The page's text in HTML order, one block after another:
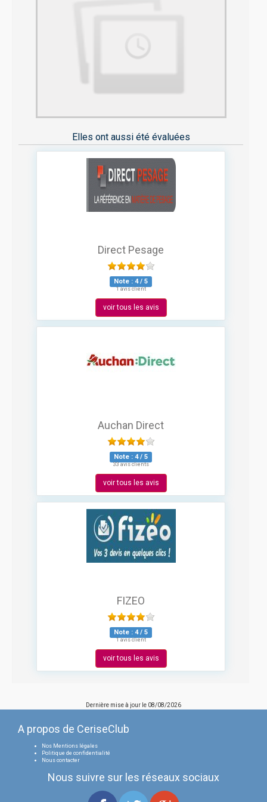
Elles ont aussi été évaluées
Direct Pesage
Note : 4/ 5
1 avis client
voir tous les avis
Auchan Direct
Note : 4/ 5
33 avis clients
voir tous les avis
FIZEO
Note : 4/ 5
1 avis client
voir tous les avis
Dernière mise à jour le 08/08/2026
A propos de CeriseClub
Nos Mentions légales
Politique de confidentialité
Nous contacter
Nous suivre sur les réseaux sociaux